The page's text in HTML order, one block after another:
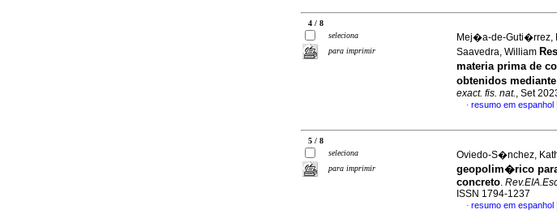
4 / 8
seleciona
para imprimir
Mej�a-de-Guti�rrez,
Saavedra, William
materia prima de
obtenidos
exact. fis. nat., Set
· resumo em espanhol
5 / 8
seleciona
para imprimir
Oviedo-S�nchez,
geopolim�rico
concreto.
ISSN 1794-1237
· resumo em espanhol